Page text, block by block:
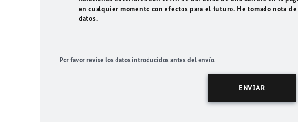
en cualquier momento con efectos para el futuro. He tomado nota
datos.
Por favor revise los datos introducidos antes del envío.